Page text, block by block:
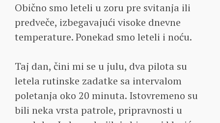
Obično smo leteli u zoru pre svitanja ili
predveče, izbegavajući visoke dnevne
temperature. Ponekad smo leteli i noću.
Taj dan, čini mi se u julu, dva pilota su
letela rutinske zadatke sa intervalom
poletanja oko 20 minuta. Istovremeno su
bili neka vrsta patrole, pripravnosti u